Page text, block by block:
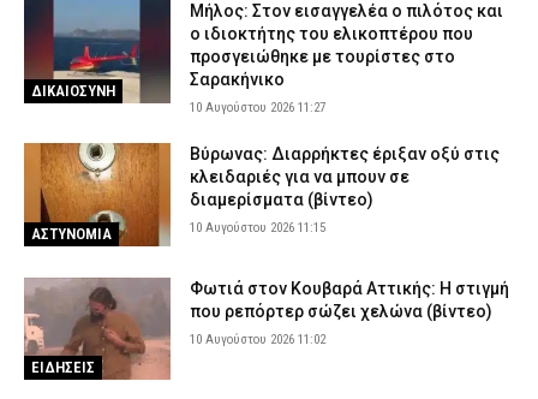
ΔΙΚΑΙΟΣΥΝΗ
Μήλος: Στον εισαγγελέα ο πιλότος και
ο ιδιοκτήτης του ελικοπτέρου που
προσγειώθηκε με τουρίστες στο
Σαρακήνικο
10 Αυγούστου 2026 11:27
ΑΣΤΥΝΟΜΙΑ
Βύρωνας: Διαρρήκτες έριξαν οξύ στις
κλειδαριές για να μπουν σε
διαμερίσματα (βίντεο)
10 Αυγούστου 2026 11:15
ΕΙΔΗΣΕΙΣ
Φωτιά στον Κουβαρά Αττικής: Η στιγμή
που ρεπόρτερ σώζει χελώνα (βίντεο)
10 Αυγούστου 2026 11:02